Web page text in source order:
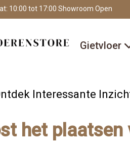
10:00 tot 17:00 Showroom Open
Gietvloer
Interessante
het